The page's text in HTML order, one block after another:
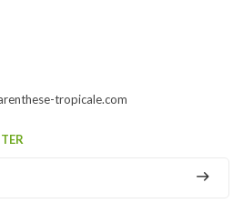
tropicale.com